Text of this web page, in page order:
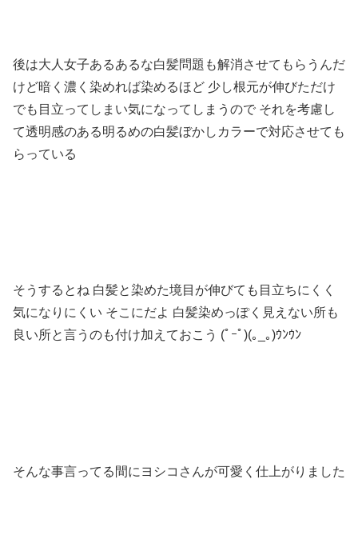
後は大人女子あるあるな白髪問題も解消させてもらうんだ
けど暗く濃く染めれば染めるほど 少し根元が伸びただけ
でも目立ってしまい気になってしまうので それを考慮し
て透明感のある明るめの白髪ぼかしカラーで対応させても
らっている
そうするとね 白髪と染めた境目が伸びても目立ちにくく
気になりにくい そこにだよ 白髪染めっぽく見えない所も
良い所と言うのも付け加えておこう (ﾟｰﾟ)(｡_｡)ｳﾝｳﾝ
そんな事言ってる間にヨシコさんが可愛く仕上がりました